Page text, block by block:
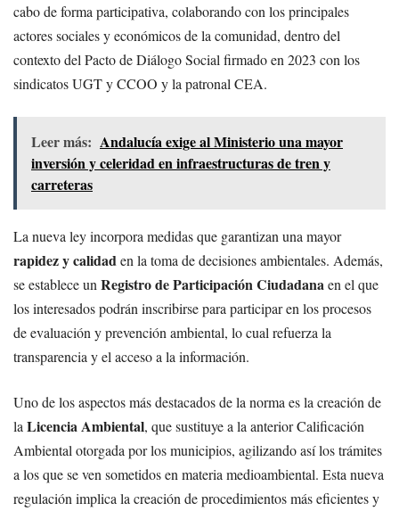
cabo de forma participativa, colaborando con los principales
actores sociales y económicos de la comunidad, dentro del
contexto del Pacto de Diálogo Social firmado en 2023 con los
sindicatos UGT y CCOO y la patronal CEA.
Leer más: Andalucía exige al Ministerio una mayor
inversión y celeridad en infraestructuras de tren y
carreteras
La nueva ley incorpora medidas que garantizan una mayor
rapidez y calidaden la toma de decisiones ambientales. Además,
se establece un Registro de Participación Ciudadanaen el que
los interesados podrán inscribirse para participar en los procesos
de evaluación y prevención ambiental, lo cual refuerza la
transparencia y el acceso a la información.
Uno de los aspectos más destacados de la norma es la creación de
la Licencia Ambiental, que sustituye a la anterior Calificación
Ambiental otorgada por los municipios, agilizando así los trámites
a los que se ven sometidos en materia medioambiental. Esta nueva
regulación implica la creación de procedimientos más eficientes y